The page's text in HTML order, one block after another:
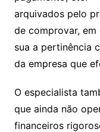
arquivados pelo
de comprovar,
sua a pertinência
da empresa que
O especialista
que ainda não
financeiros